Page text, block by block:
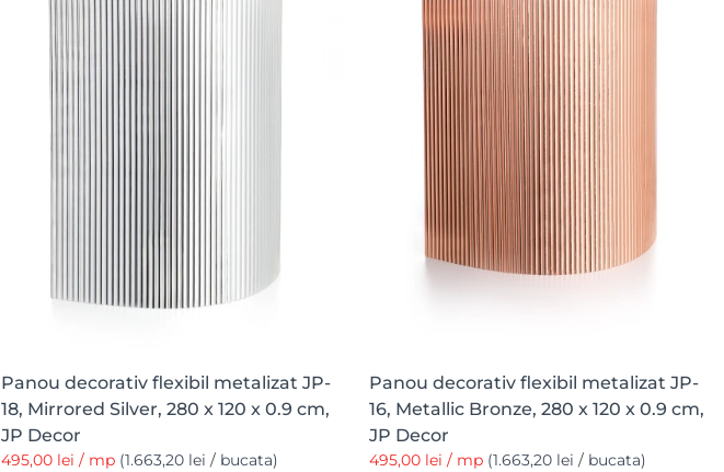
Panou decorativ flexibil metalizat JP-
18, Mirrored Silver, 280 x 120 x 0.9 cm,
JP Decor
495,00 lei / mp (1.663,20 lei / bucata)
Panou decorativ flexibil metalizat JP-
16, Metallic Bronze, 280 x 120 x 0.9 cm,
JP Decor
495,00 lei / mp (1.663,20 lei / bucata)